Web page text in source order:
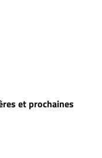
et prochaines